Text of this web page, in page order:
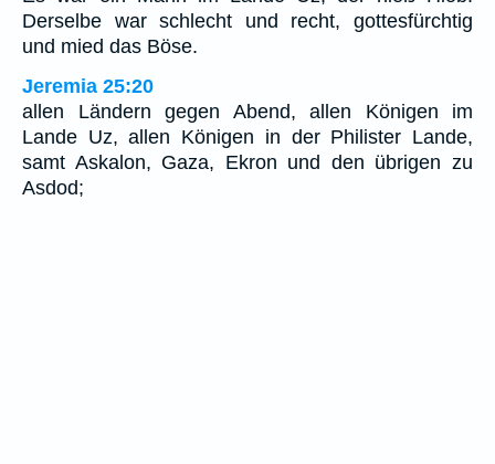
Derselbe war schlecht und recht, gottesfürchtig
und mied das Böse.
Jeremia 25:20
allen Ländern gegen Abend, allen Königen im
Lande Uz, allen Königen in der Philister Lande,
samt Askalon, Gaza, Ekron und den übrigen zu
Asdod;